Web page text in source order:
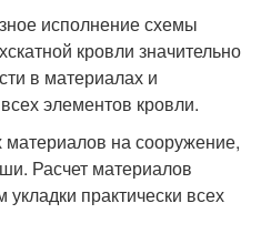
исполнение схемы
кровли значительно
в материалах и
элементов кровли.
материалов на сооружение,
Расчет материалов
укладки практически всех